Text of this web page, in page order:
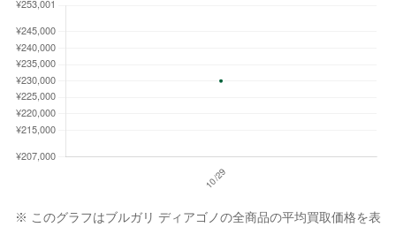
※ このグラフはブルガリ ディアゴノの全商品の平均買取価格を表